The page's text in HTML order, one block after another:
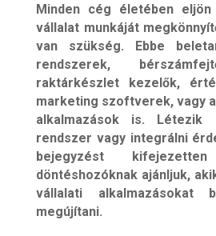
Minden cég életében
vállalat munkáját
van szükség. Ebbe
rendszerek,
raktárkészlet kezelők,
marketing szoftverek, vagy a
alkalmazások is. Létezik
rendszer vagy integrálni
bejegyzést
döntéshozóknak ajánljuk,
vállalati alkalmazásokat
megújítani.